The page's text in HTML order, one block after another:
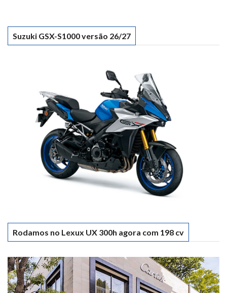
Suzuki GSX-S1000 versão 26/27
Rodamos no Lexux UX 300h agora com 198 cv